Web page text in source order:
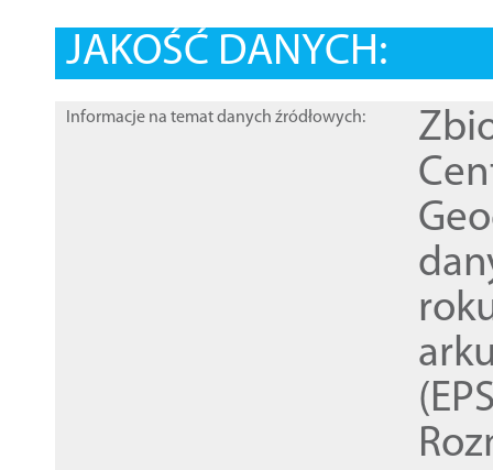
JAKOŚĆ DANYCH:
Informacje na temat danych źródłowych: